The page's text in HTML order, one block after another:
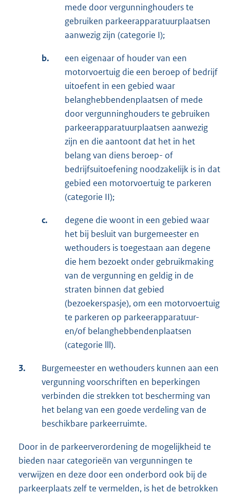
mede door vergunninghouders te
gebruiken parkeerapparatuurplaatsen
aanwezig zijn (categorie I);
b.
een eigenaar of houder van een
motorvoertuig die een beroep of bedrijf
uitoefent in een gebied waar
belanghebbendenplaatsen of mede
door vergunninghouders te gebruiken
parkeerapparatuurplaatsen aanwezig
zijn en die aantoont dat het in het
belang van diens beroep- of
bedrijfsuitoefening noodzakelijk is in dat
gebied een motorvoertuig te parkeren
(categorie II);
c.
degene die woont in een gebied waar
het bij besluit van burgemeester en
wethouders is toegestaan aan degene
die hem bezoekt onder gebruikmaking
van de vergunning en geldig in de
straten binnen dat gebied
(bezoekerspasje), om een motorvoertuig
te parkeren op parkeerapparatuur-
en/of belanghebbendenplaatsen
(categorie lll).
3.
Burgemeester en wethouders kunnen aan een
vergunning voorschriften en beperkingen
verbinden die strekken tot bescherming van
het belang van een goede verdeling van de
beschikbare parkeerruimte.
Door in de parkeerverordening de mogelijkheid te
bieden naar categorieën van vergunningen te
verwijzen en deze door een onderbord ook bij de
parkeerplaats zelf te vermelden, is het de betrokken